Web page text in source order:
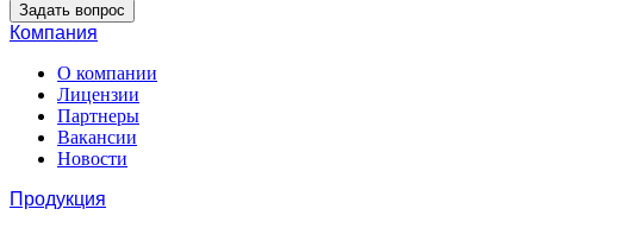
Задать вопрос
Компания
О компании
Лицензии
Партнеры
Вакансии
Новости
Продукция